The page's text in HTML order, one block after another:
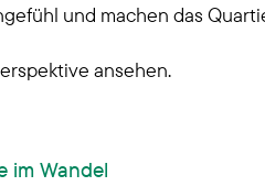
und machen das
ansehen.
im Wandel